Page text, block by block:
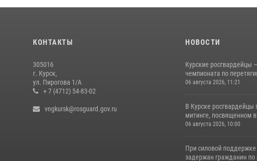
КОНТАКТЫ
305016
г. Курск,
ул. Пирогова 1/А
+ 7 (4712) 54-83-02
vngkursk@rosguard.gov.ru
НОВОСТИ
Курские росгвардейцы
чемпионата по
06 августа 2026, 11:21
В Курске росгвардейцы
митинге, посвященном
06 августа 2026, 10:00
При силовой поддержке
задержан гражданин по